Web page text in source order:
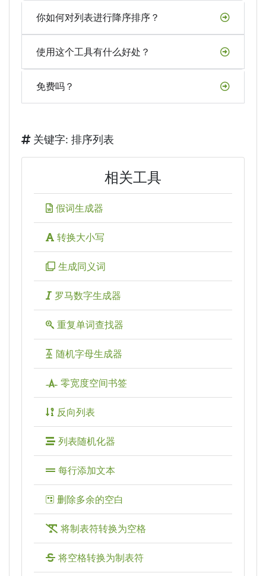
你如何对列表进行降序排序？
使用这个工具有什么好处？
免费吗？
关键字: 排序列表
相关工具
假词生成器
转换大小写
生成同义词
罗马数字生成器
重复单词查找器
随机字母生成器
零宽度空间书签
反向列表
列表随机化器
每行添加文本
删除多余的空白
将制表符转换为空格
将空格转换为制表符